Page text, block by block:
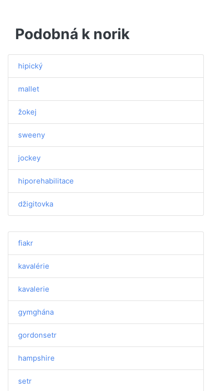
Podobná k norik
hipický
mallet
žokej
sweeny
jockey
hiporehabilitace
džigitovka
fiakr
kavalérie
kavalerie
gymghána
gordonsetr
hampshire
setr